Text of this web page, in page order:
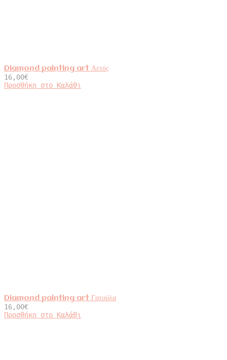
Diamond painting art Αετός
16,00€
Προσθήκη στο Καλάθι
Diamond painting art Γατούλα
16,00€
Προσθήκη στο Καλάθι